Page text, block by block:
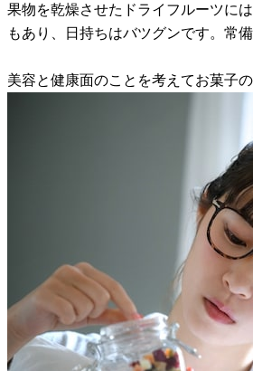
果物を乾燥させたドライフルーツに
もあり、日持ちはバツグンです。常
美容と健康面のことを考えてお菓子